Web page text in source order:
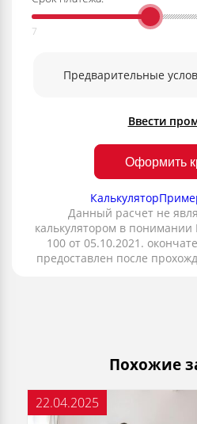
Предварительные
Ввести
Оформить
Калькулятор
Данный расчет не
калькулятором в
100 от 05.10.2021.
предоставлен после
Похожие
22.04.2025